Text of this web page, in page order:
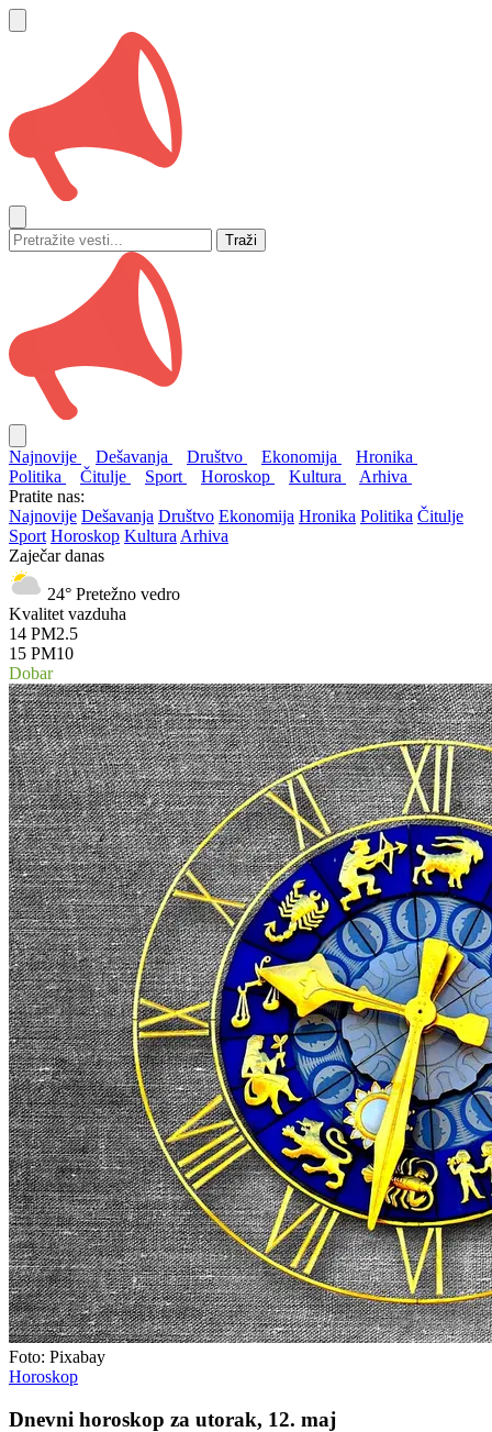
Traži
Najnovije Dešavanja Društvo Ekonomija
Hronika
Politika
Čitulje Sport Horoskop Kultura
Arhiva
Pratite nas:
Najnovije Dešavanja Društvo Ekonomija Hronika Politika Čitulje
Sport Horoskop Kultura Arhiva
Zaječar danas
24° Pretežno vedro
Kvalitet vazduha
14 PM2.5
15 PM10
Dobar
Foto: Pixabay
Horoskop
Dnevni horoskop za utorak, 12. maj